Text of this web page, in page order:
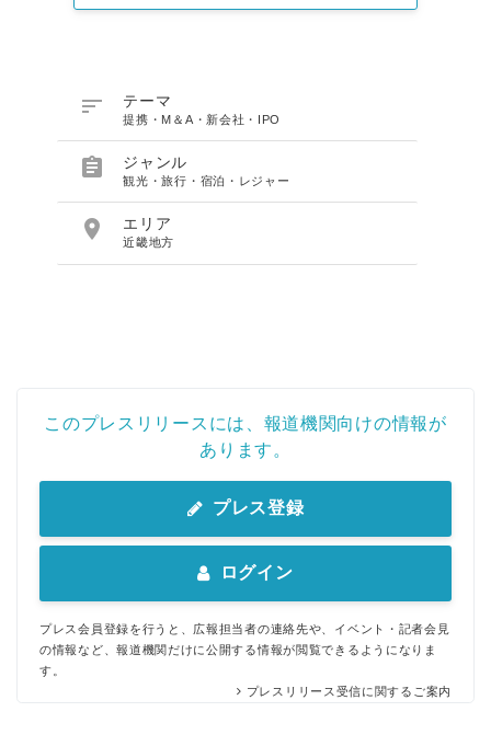
 テーマ
提携・M＆A・新会社・IPO
 ジャンル
観光・旅行・宿泊・レジャー
 エリア
近畿地方
このプレスリリースには、報道機関向けの情報が
あります。
プレス登録
ログイン
プレス会員登録を行うと、広報担当者の連絡先や、イベント・記者会見
の情報など、報道機関だけに公開する情報が閲覧できるようになりま
す。
プレスリリース受信に関するご案内